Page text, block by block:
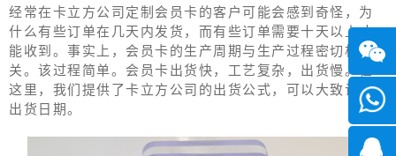
经常在卡立方公司定制会员卡的客户可能会感到奇怪，为
什么有些订单在几天内发货，而有些订单需要十天以上才
能收到。事实上，会员卡的生产周期与生产过程密切相
关。该过程简单。会员卡出货快，工艺复杂，出货慢。在
这里，我们提供了卡立方公司的出货公式，可以大致计算
出货日期。
微信
7*24小